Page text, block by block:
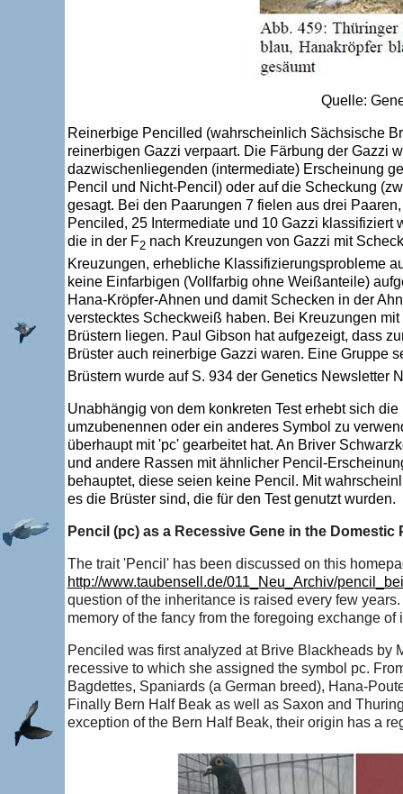
Quelle:
Reinerbige Pencilled (wahrscheinlich Sächsische
reinerbigen Gazzi verpaart. Die Färbung der Gazzi
dazwischenliegenden (intermediate) Erscheinung
Pencil und Nicht-Pencil) oder auf die Scheckung
gesagt. Bei den Paarungen 7 fielen aus drei
Penciled, 25 Intermediate und 10 Gazzi
die in der F2nach Kreuzungen von Gazzi mit
Kreuzungen, erhebliche Klassifizierungsprobleme
keine Einfarbigen (Vollfarbig ohne Weißanteile)
Hana-Kröpfer-Ahnen und damit Schecken in der
verstecktes Scheckweiß haben. Bei Kreuzungen
Brüstern liegen. Paul Gibson hat aufgezeigt, dass
Brüster auch reinerbige Gazzi waren. Eine Gruppe
Brüstern wurde auf S. 934 der Genetics Newsletter
Unabhängig von dem konkreten Test erhebt sich
umzubenennen oder ein anderes Symbol zu
überhaupt mit 'pc' gearbeitet hat. An Briver
und andere Rassen mit ähnlicher Pencil-
behauptet, diese seien keine Pencil. Mit
es die Brüster sind, die für den Test genutzt wurden.
Pencil (pc) as a Recessive Gene in the Domestic
The trait 'Pencil' has been discussed on this
http://www.taubensell.de/011_Neu_Archiv/
question of the inheritance is raised every few
memory of the fancy from the foregoing exchange of
Penciled was first analyzed at Brive Blackheads by
recessive to which she assigned the symbol pc.
Bagdettes, Spaniards (a German breed), Hana-
Finally Bern Half Beak as well as Saxon and
exception of the Bern Half Beak, their origin has a